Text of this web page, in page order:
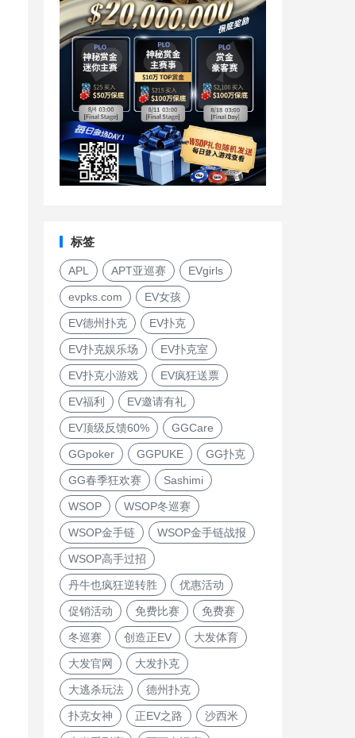
标签
APL APT亚巡赛 EVgirls
evpks.com EV女孩
EV德州扑克 EV扑克
EV扑克娱乐场 EV扑克室
EV扑克小游戏 EV疯狂送票
EV福利 EV邀请有礼
EV顶级反馈60% GGCare
GGpoker GGPUKE GG扑克
GG春季狂欢赛 Sashimi
WSOP WSOP冬巡赛
WSOP金手链 WSOP金手链战报
WSOP高手过招
丹牛也疯狂逆转胜 优惠活动
促销活动 免费比赛 免费赛
冬巡赛 创造正EV 大发体育
大发官网 大发扑克
大逃杀玩法 德州扑克
扑克女神 正EV之路 沙西米